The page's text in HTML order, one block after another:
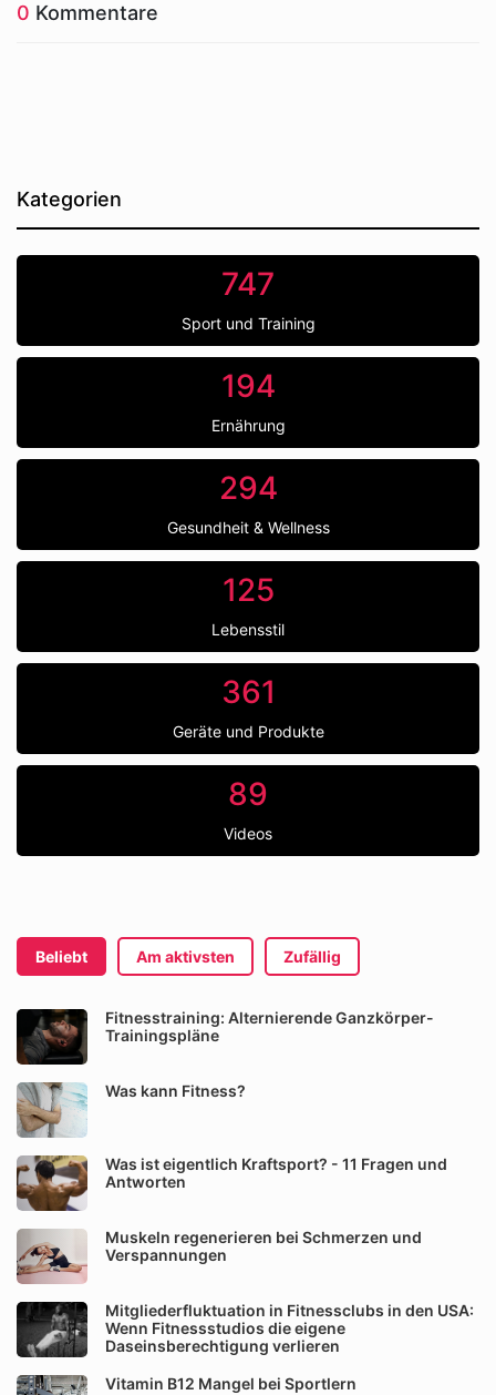
0 Kommentare
Kategorien
747
Sport und Training
194
Ernährung
294
Gesundheit & Wellness
125
Lebensstil
361
Geräte und Produkte
89
Videos
Beliebt Am aktivsten Zufällig
Fitnesstraining: Alternierende Ganzkörper-
Trainingspläne
Was kann Fitness?
Was ist eigentlich Kraftsport? - 11 Fragen und
Antworten
Muskeln regenerieren bei Schmerzen und
Verspannungen
Mitgliederfluktuation in Fitnessclubs in den USA:
Wenn Fitnessstudios die eigene
Daseinsberechtigung verlieren
Vitamin B12 Mangel bei Sportlern